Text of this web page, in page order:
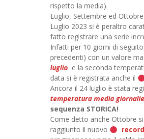
rispetto la media).
Luglio, Settembre ed
Luglio 2023 si è peraltro
fatto registrare una serie
Infatti per 10 giorni di
precedenti) con un valore
luglio e la seconda
data si è registrata anche il
Ancora il 24 luglio è stata
temperatura media
sequenza STORICA!
Come detto anche Ottobre
raggiunto il nuovo